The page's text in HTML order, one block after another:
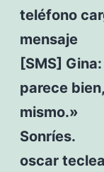
teléfono
mensaje
[SMS]
parece
mismo.»
Sonríes.
oscar